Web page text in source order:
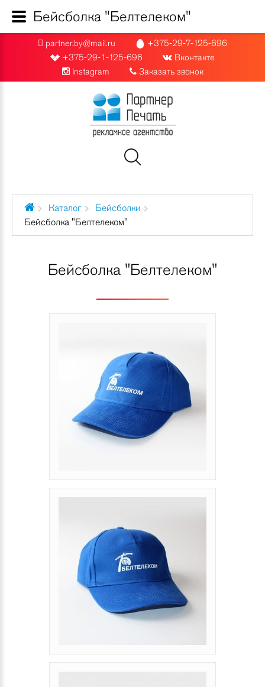
partner.by@mail.ru
+375-29-7-125-696
+375-29-1-125-696
Вконтакте
Instagram
Заказать звонок
Каталог
Бейсболки
Бейсболка "Белтелеком"
Бейсболка "Белтелеком"
Бейсболка "Белтелеком"